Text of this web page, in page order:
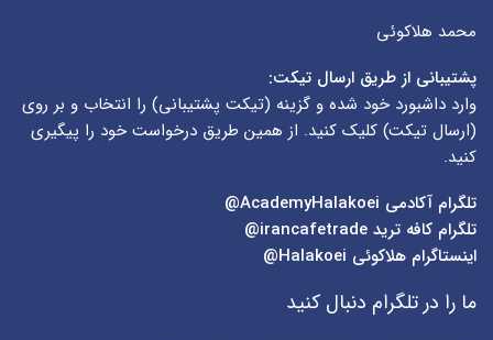
محمد هلاکوئی
پشتیبانی از طریق ارسال تیکت:
وارد داشبورد خود شده و گزینه (تیکت پشتیبانی) را انتخاب و بر روی
(ارسال تیکت) کلیک کنید. از همین طریق درخواست خود را پیگیری
کنید.
تلگرام آکادمی
تلگرام کافه ترید irancafetrade@
اینستاگرام هلاکوئی Halakoei@
ما را در تلگرام دنبال کنید